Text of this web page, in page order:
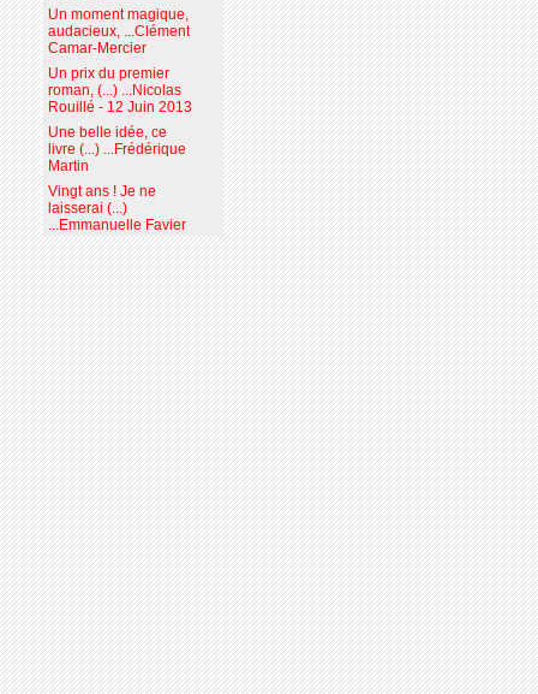
Un moment magique,
audacieux, ...Clément
Camar-Mercier
Un prix du premier
roman, (...) ...Nicolas
Rouillé - 12 Juin 2013
Une belle idée, ce
livre (...) ...Frédérique
Martin
Vingt ans ! Je ne
laisserai (...)
...Emmanuelle Favier